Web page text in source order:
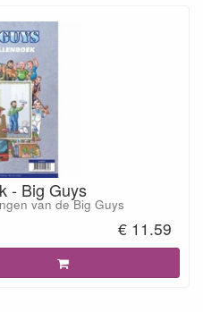
- Big Guys
van de Big Guys
€ 11.59